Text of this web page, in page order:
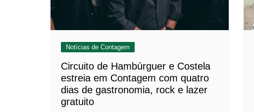
Notícias de Contagem
Circuito de Hambúrguer e Costela
estreia em Contagem com quatro
dias de gastronomia, rock e lazer
gratuito